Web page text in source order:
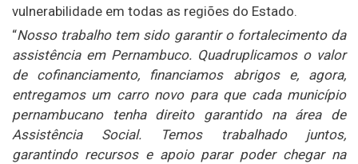
vulnerabilidade em todas as regiões do Estado.
“Nosso trabalho tem sido garantir o fortalecimento da
assistência em Pernambuco. Quadruplicamos o valor
de cofinanciamento, financiamos abrigos e, agora,
entregamos um carro novo para que cada município
pernambucano tenha direito garantido na área de
Assistência Social. Temos trabalhado juntos,
garantindo recursos e apoio parar poder chegar na